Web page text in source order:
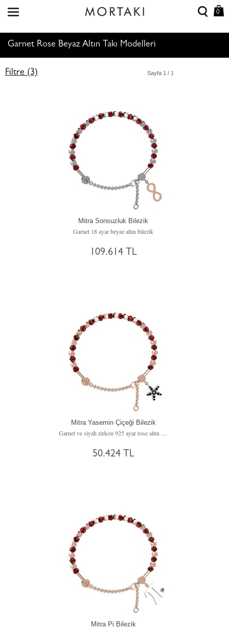
0
Garnet Rose Beyaz Altın Takı Modelleri
Filtre (3) Sayfa 1 / 1
Mitra Sonsuzluk Bilezik
Garnet 18 ayar beyaz altın bilezik
109.614 TL
Mitra Yasemin Çiçeği Bilezik
50.424 TL
Mitra Pi Bilezik